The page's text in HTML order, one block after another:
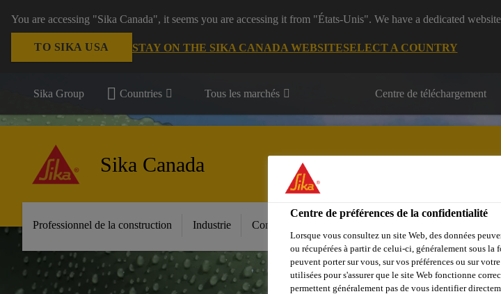
You are accessing "Sika Canada", it seems you are accessing it from "États-Unis". We have a dedicated
TO SIKA USA STAY ON THE SIKA CANADA WEBSITESELECT A COUNTRY
Sika Group Countries Tous les marchés Centre de téléchargement
Sika Canada
Professionnel de la construction Industrie Construction & rénovation résidentielle
Centre de préférences de la confidentialité
Lorsque vous consultez un site Web, des données
ou récupérées à partir de celui-ci, généralement sous la
peuvent porter sur vous, sur vos préférences ou sur
utilisées pour s'assurer que le site Web fonctionne
permettent généralement pas de vous identifier